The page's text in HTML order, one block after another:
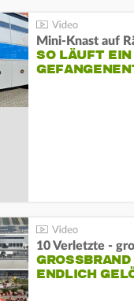
Mini-Knast auf
SO LÄUFT EIN
10 Verletzte -
GROSSBRAND
NDLICH